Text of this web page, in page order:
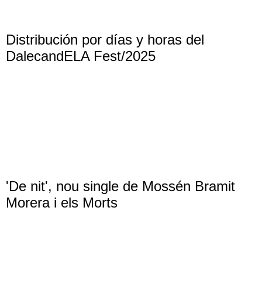
Distribución por días y horas del
DalecandELA Fest/2025
'De nit', nou single de Mossén Bramit
Morera i els Morts